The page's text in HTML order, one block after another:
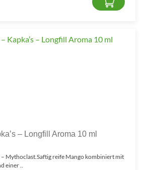
– Longfill Aroma 10 ml
– Mythoclast.Saftig reife Mango kombiniert mit
einer ..